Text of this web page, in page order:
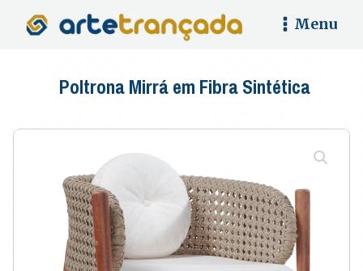
Menu
Poltrona Mirrá em Fibra Sintética